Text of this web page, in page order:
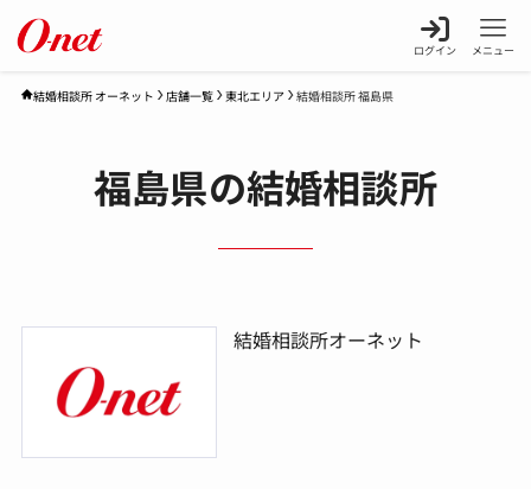
ログイン メニュー
結婚相談所 オーネット 店舗一覧 東北エリア 結婚相談所 福島県
福島県の結婚相談所
結婚相談所オーネット